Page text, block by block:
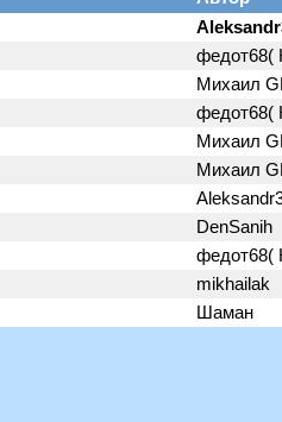
федот68(
Михаил
федот68(
Михаил
Михаил
DenSanih
федот68(
mikhailak
Шаман